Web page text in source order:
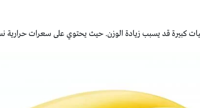
كبيرة قد يسبب زيادة الوزن. حيث يحتوي على سعرات حرارية